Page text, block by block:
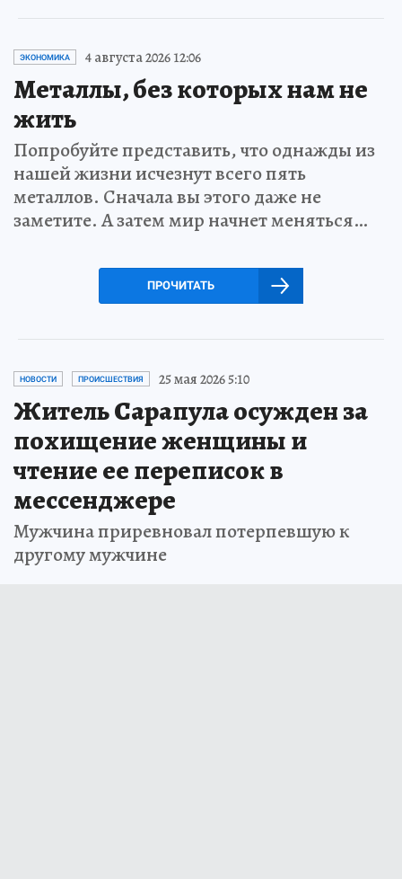
ЭКОНОМИКА 4 августа 2026 12:06
Металлы, без которых нам не
жить
Попробуйте представить, что однажды из
нашей жизни исчезнут всего пять
металлов. Сначала вы этого даже не
заметите. А затем мир начнет меняться…
ПРОЧИТАТЬ
НОВОСТИ ПРОИСШЕСТВИЯ 25 мая 2026 5:10
Житель Сарапула осужден за
похищение женщины и
чтение ее переписок в
мессенджере
Мужчина приревновал потерпевшую к
другому мужчине